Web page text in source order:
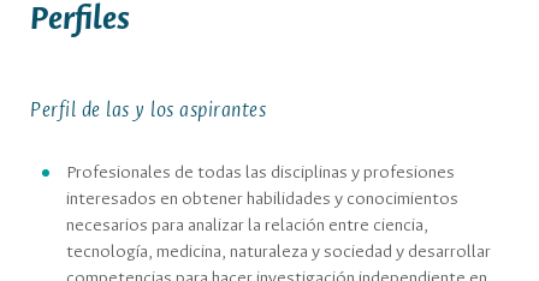
Perfiles
Perfil de las y los aspirantes
Profesionales de todas las disciplinas y profesiones
interesados en obtener habilidades y conocimientos
necesarios para analizar la relación entre ciencia,
tecnología, medicina, naturaleza y sociedad y desarrollar